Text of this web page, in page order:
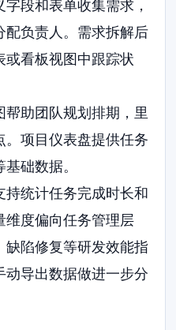
字段和表单收集需求，
配负责人。需求拆解后
或看板视图中跟踪状
帮助团队规划排期，里
项目仪表盘提供任务
础数据。
持统计任务完成时长和
维度偏向任务管理层
陷修复等研发效能指
导出数据做进一步分